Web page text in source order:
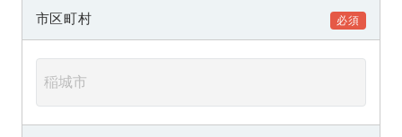
市区町村